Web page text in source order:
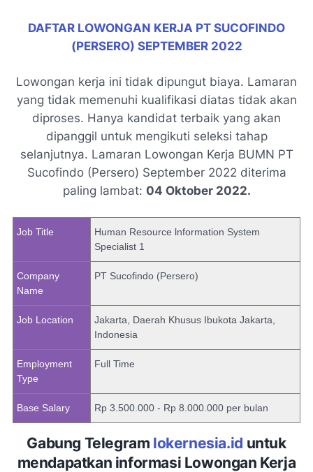
DAFTAR LOWONGAN KERJA PT SUCOFINDO
(PERSERO) SEPTEMBER 2022
Lowongan kerja ini tidak dipungut biaya. Lamaran
yang tidak memenuhi kualifikasi diatas tidak akan
diproses. Hanya kandidat terbaik yang akan
dipanggil untuk mengikuti seleksi tahap
selanjutnya. Lamaran Lowongan Kerja BUMN PT
Sucofindo (Persero) September 2022 diterima
paling lambat: 04 Oktober 2022.
Job Title
Human Resource lnformation System
Specialist 1
Company
Name
PT Sucofindo (Persero)
Job Location
Jakarta, Daerah Khusus Ibukota Jakarta,
Indonesia
Employment
Type
Full Time
Base Salary Rp 3.500.000 - Rp 8.000.000 per bulan
Gabung Telegram lokernesia.id untuk
mendapatkan informasi Lowongan Kerja